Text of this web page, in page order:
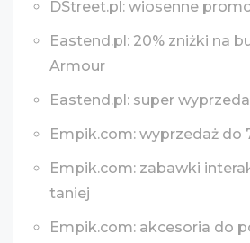
DStreet.pl: wiosenne
Eastend.pl: 20% zniżki na
Armour
Eastend.pl: super
Empik.com: wyprzedaż do
Empik.com: zabawki
taniej
Empik.com: akcesoria do